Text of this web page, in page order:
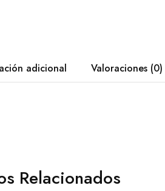
adicional Valoraciones (0)
Relacionados